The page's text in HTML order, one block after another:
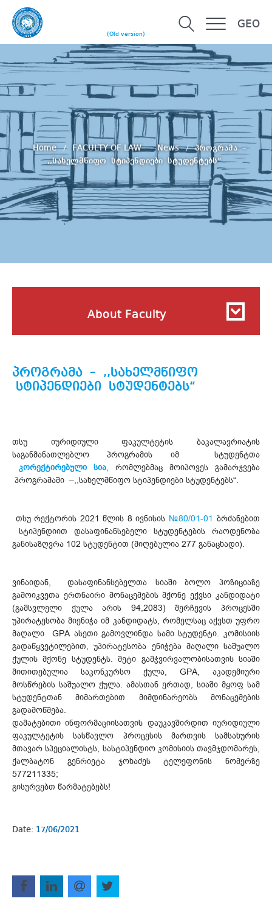
(Old version)
GEO
Home FACULTY OF LAW News
პროგრამა –
,,სახელმწიფო სტიპენდიები სტუდენტებს“
About Faculty
პროგრამა – ,,სახელმწიფო
სტიპენდიები სტუდენტებს“
თსუ იურიდიული ფაკულტეტის ბაკალავრიატის
საგანმანათლებლო პროგრამის იმ სტუდენტთა
კორექტირებული სია, რომლებმაც მოიპოვეს გამარჯვება
პროგრამაში –,,სახელმწიფო სტიპენდიები სტუდენტებს“.
თსუ რექტორის 2021 წლის 8 ივნისის №80/01-01 ბრძანებით
სტიპენდიით დასაფინანსებელი სტუდენტების რაოდენობა
განისაზღვრა 102 სტუდენტით (მიღებულია 277 განაცხადი).
ვინაიდან, დასაფინანსებელთა სიაში ბოლო პოზიციაზე
გამოიკვეთა ერთნაირი მონაცემების მქონე ექვსი კანდიდატი
(გამსვლელი ქულა არის 94,2083) შერჩევის პროცესში
უპირატესობა მიენიჭა იმ კანდიდატს, რომელსაც აქვსთ უფრო
მაღალი GPA ასეთი გამოვლინდა სამი სტუდენტი. კომისიის
გადაწყვეტილებით, უპირატესობა ენიჭება მაღალი საშუალო
ქულის მქონე სტუდენტს. მეტი გამჭვირვალობისათვის სიაში
მითითებულია საკონკურსო ქულა, GPA, აკადემიური
მოსწრების საშუალო ქულა. ამასთან ერთად, სიაში მყოფ სამ
სტუდენტთან მიმართებით მიმდინარეობს მონაცემების
გადამოწმება.
დამატებითი ინფორმაციისათვის დაუკავშირდით იურიდიული
ფაკულტეტის სასწავლო პროცესის მართვის სამსახურის
მთავარ სპეციალისტს, სასტიპენდიო კომისიის თავმჯდომარეს,
ქალბატონ გენრიეტა ჯოხაძეს ტელეფონის ნომერზე
577211335;
გისურვებთ წარმატებებს!
Date: 17/06/2021